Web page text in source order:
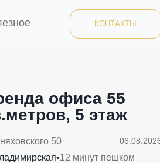
КОНТАКТЫ
офиса 55
5 этаж
50
•12 минут пешком